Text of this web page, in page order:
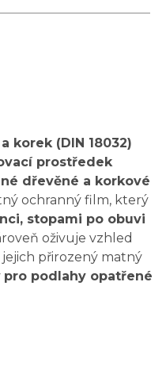
korek (DIN 18032)
prostředek
dřevěné a korkové
ochranný film, který
stopami po obuvi
oživuje vzhled
přirozený matný
pro podlahy opatřené